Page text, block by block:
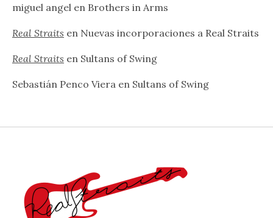
miguel angel en Brothers in Arms
Real Straits en Nuevas incorporaciones a Real Straits
Real Straits en Sultans of Swing
Sebastián Penco Viera en Sultans of Swing